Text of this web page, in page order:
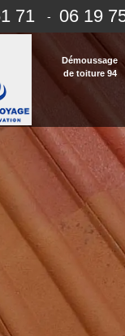
71 - 06 19
Démoussage
de toiture 94